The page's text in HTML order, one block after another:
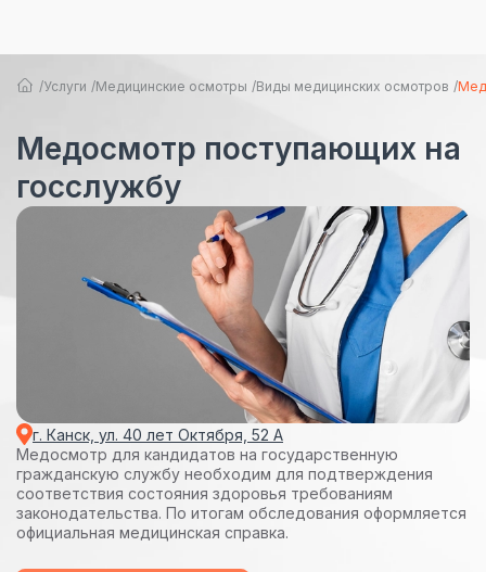
Услуги Медицинские осмотры Виды медицинских осмотров
Медосмотр поступающих на
госслужбу
г. Канск, ул. 40 лет Октября, 52 А
Медосмотр для кандидатов на государственную
гражданскую службу необходим для подтверждения
соответствия состояния здоровья требованиям
законодательства. По итогам обследования оформляется
официальная медицинская справка.